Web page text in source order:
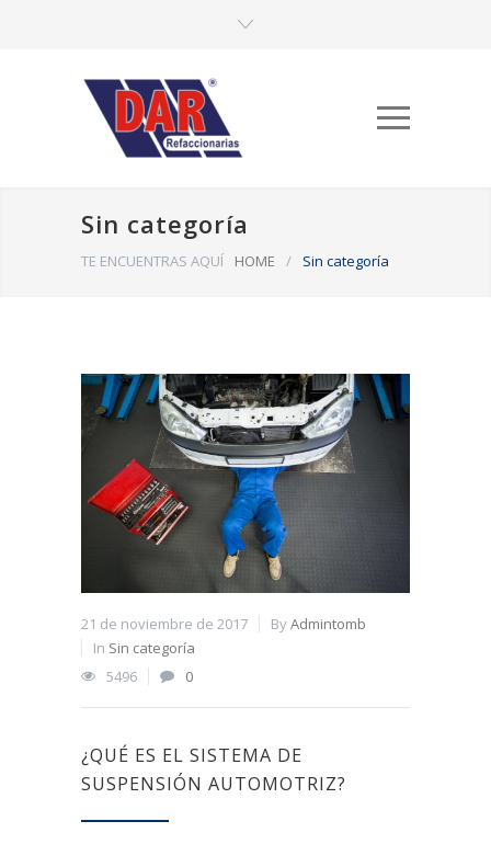
Sin categoría
TE ENCUENTRAS AQUÍ HOME / Sin categoría
21 de noviembre de 2017 ByAdmintomb
In Sin categoría
5496
0
¿QUÉ ES EL SISTEMA DE
SUSPENSIÓN AUTOMOTRIZ?